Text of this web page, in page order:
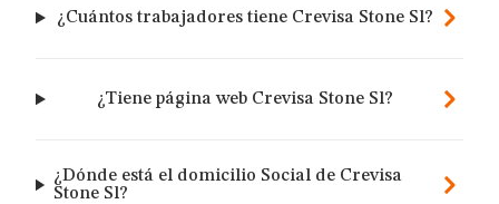
¿Cuántos trabajadores tiene Crevisa Stone Sl?
¿Tiene página web Crevisa Stone Sl?
¿Dónde está el domicilio Social de Crevisa
Stone Sl?